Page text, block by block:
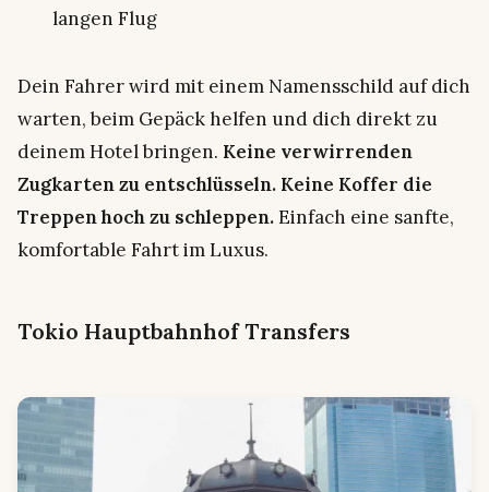
langen Flug
Dein Fahrer wird mit einem Namensschild auf dich
warten, beim Gepäck helfen und dich direkt zu
deinem Hotel bringen. Keine verwirrenden
Zugkarten zu entschlüsseln. Keine Koffer die
Treppen hoch zu schleppen.Einfach eine sanfte,
komfortable Fahrt im Luxus.
Tokio Hauptbahnhof Transfers